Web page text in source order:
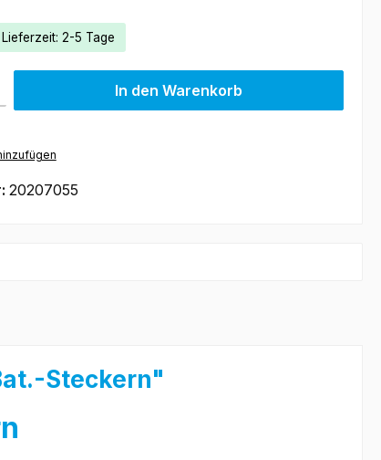
2-5 Tage
den gewünschten Wert ein oder benutze die Schaltflächen
In den Warenkorb
20207055
Steckern"